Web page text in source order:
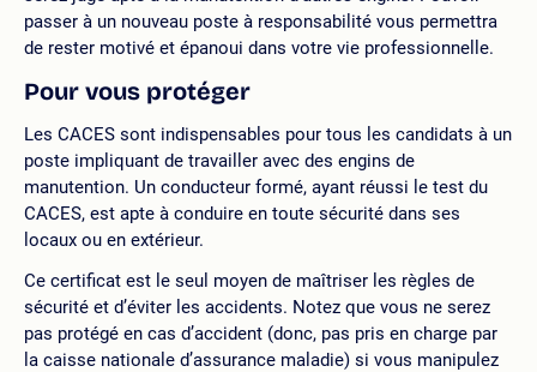
passer à un nouveau poste à responsabilité vous permettra
de rester motivé et épanoui dans votre vie professionnelle.
Pour vous protéger
Les CACES sont indispensables pour tous les candidats à un
poste impliquant de travailler avec des engins de
manutention. Un conducteur formé, ayant réussi le test du
CACES, est apte à conduire en toute sécurité dans ses
locaux ou en extérieur.
Ce certificat est le seul moyen de maîtriser les règles de
sécurité et d’éviter les accidents. Notez que vous ne serez
pas protégé en cas d’accident (donc, pas pris en charge par
la caisse nationale d’assurance maladie) si vous manipulez